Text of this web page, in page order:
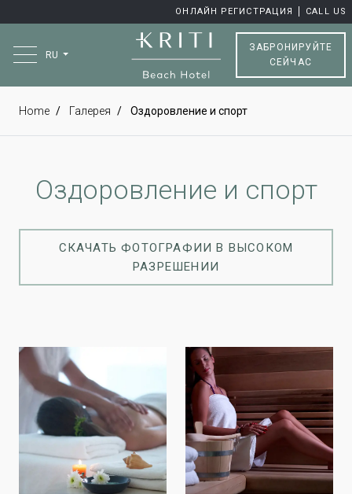
ОНЛАЙН РЕГИСТРАЦИЯ CALL US
RU
ЗАБРОНИРУЙТЕ
СЕЙЧАС
Home Галерея Оздоровление и спорт
Оздоровление и спорт
СКАЧАТЬ ФОТОГРАФИИ В ВЫСОКОМ
РАЗРЕШЕНИИ